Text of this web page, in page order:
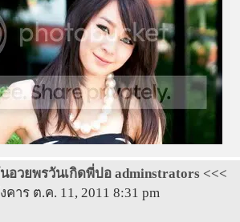
อวยพรวันเกิดพี่ปอ adminstrators <<<
คาร ต.ค. 11, 2011 8:31 pm